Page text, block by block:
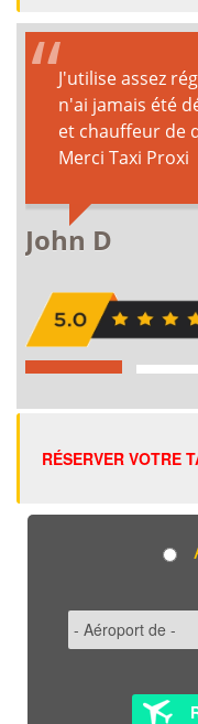
RÉSERVER VOTRE